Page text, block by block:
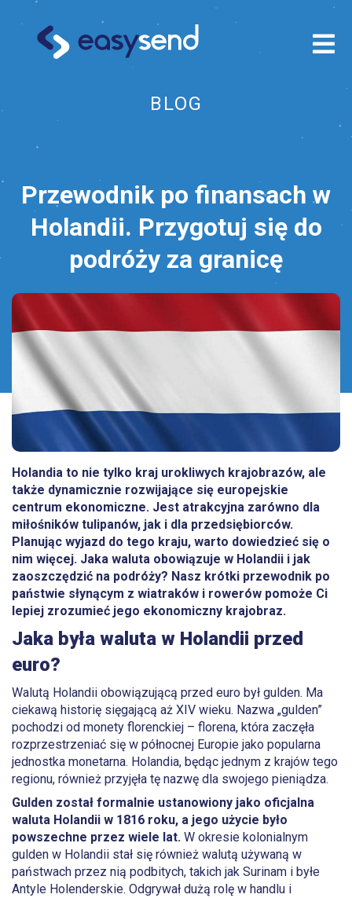
BLOG
Przewodnik po finansach w
Holandii. Przygotuj się do
podróży za granicę
Holandia to nie tylko kraj urokliwych krajobrazów, ale
także dynamicznie rozwijające się europejskie
centrum ekonomiczne. Jest atrakcyjna zarówno dla
miłośników tulipanów, jak i dla przedsiębiorców.
Planując wyjazd do tego kraju, warto dowiedzieć się o
nim więcej. Jaka waluta obowiązuje w Holandii i jak
zaoszczędzić na podróży? Nasz krótki przewodnik po
państwie słynącym z wiatraków i rowerów pomoże Ci
lepiej zrozumieć jego ekonomiczny krajobraz.
Jaka była waluta w Holandii przed
euro?
Walutą Holandii obowiązującą przed euro był gulden. Ma
ciekawą historię sięgającą aż XIV wieku. Nazwa „gulden”
pochodzi od monety florenckiej – florena, która zaczęła
rozprzestrzeniać się w północnej Europie jako popularna
jednostka monetarna. Holandia, będąc jednym z krajów tego
regionu, również przyjęła tę nazwę dla swojego pieniądza.
Gulden został formalnie ustanowiony jako oficjalna
waluta Holandii w 1816 roku, a jego użycie było
powszechne przez wiele lat. W okresie kolonialnym
gulden w Holandii stał się również walutą używaną w
państwach przez nią podbitych, takich jak Surinam i byłe
Antyle Holenderskie. Odgrywał dużą rolę w handlu i